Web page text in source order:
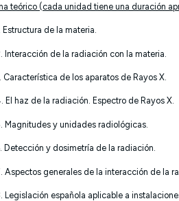
teórico (cada unidad tiene una duración
Estructura de la materia.
Interacción de la radiación con la materia.
Característica de los aparatos de Rayos X.
El haz de la radiación. Espectro de Rayos X.
Magnitudes y unidades radiológicas.
Detección y dosimetría de la radiación.
Aspectos generales de la interacción de la
Legislación española aplicable a